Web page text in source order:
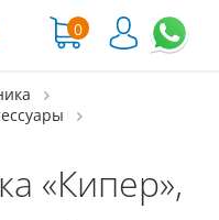
0
«Кипер»,